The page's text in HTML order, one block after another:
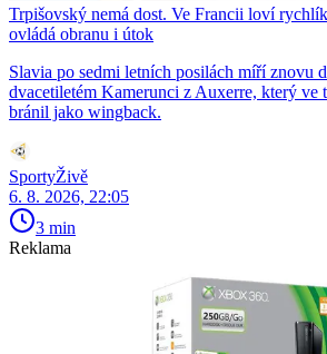
Trpišovský nemá dost. Ve Francii loví
ovládá obranu i útok
Slavia po sedmi letních posilách míří znovu
dvacetiletém Kamerunci z Auxerre, který ve
bránil jako wingback.
SportyŽivě
6. 8. 2026, 22:05
3 min
Reklama